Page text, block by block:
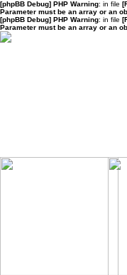
[phpBB Debug] PHP Warning: in file
Parameter must be an array or an
[phpBB Debug] PHP Warning: in file
Parameter must be an array or an